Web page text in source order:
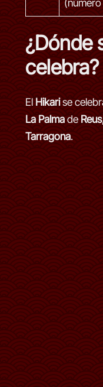
(número
¿Dónde
celebra?
El Hikarise
La Palmade Reus
Tarragona.